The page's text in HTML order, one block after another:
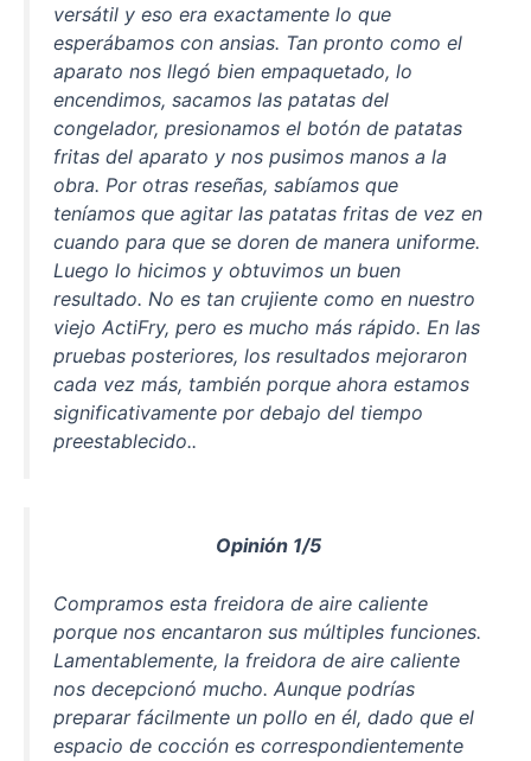
versátil y eso era exactamente lo que
esperábamos con ansias. Tan pronto como el
aparato nos llegó bien empaquetado, lo
encendimos, sacamos las patatas del
congelador, presionamos el botón de patatas
fritas del aparato y nos pusimos manos a la
obra. Por otras reseñas, sabíamos que
teníamos que agitar las patatas fritas de vez en
cuando para que se doren de manera uniforme.
Luego lo hicimos y obtuvimos un buen
resultado. No es tan crujiente como en nuestro
viejo ActiFry, pero es mucho más rápido. En las
pruebas posteriores, los resultados mejoraron
cada vez más, también porque ahora estamos
significativamente por debajo del tiempo
preestablecido..
Opinión 1/5
Compramos esta freidora de aire caliente
porque nos encantaron sus múltiples funciones.
Lamentablemente, la freidora de aire caliente
nos decepcionó mucho. Aunque podrías
preparar fácilmente un pollo en él, dado que el
espacio de cocción es correspondientemente